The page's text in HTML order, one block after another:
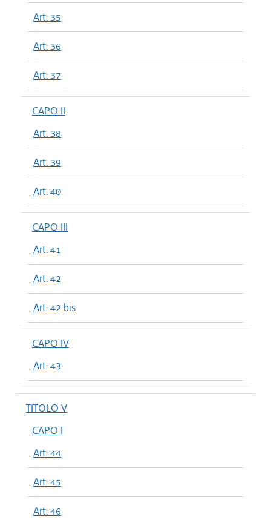
Art. 35
Art. 36
Art. 37
CAPO II
Art. 38
Art. 39
Art. 40
CAPO III
Art. 41
Art. 42
Art. 42 bis
CAPO IV
Art. 43
TITOLO V
CAPO I
Art. 44
Art. 45
Art. 46